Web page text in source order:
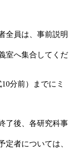
全員は、事前説明
室へ集合してくだ
分前）までにミ
了後、各研究科事
者については、